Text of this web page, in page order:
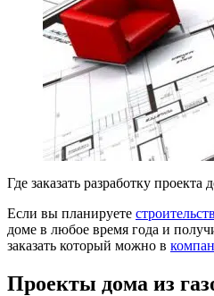
Где заказать разработку
Если вы планируете
доме в любое время года и
заказать который можно в
Проекты дома из